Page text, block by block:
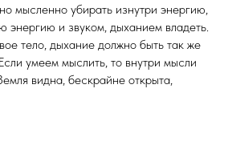
мысленно убирать изнутри энергию,
энергию и звуком, дыханием владеть.
тело, дыхание должно быть так же
умеем мыслить, то внутри мысли
видна, бескрайне открыта,